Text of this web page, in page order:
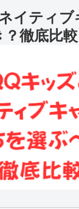
イティブ
徹底比較